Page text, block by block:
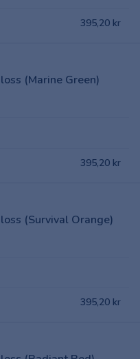
395,20 kr
(Marine Green)
395,20 kr
(Survival Orange)
395,20 kr